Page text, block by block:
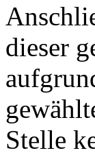
dieser
Stelle